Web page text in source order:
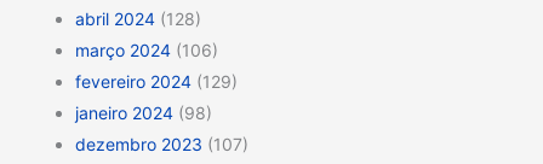
abril 2024 (128)
março 2024 (106)
fevereiro 2024 (129)
janeiro 2024 (98)
dezembro 2023 (107)